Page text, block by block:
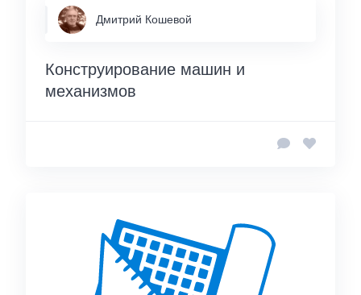
Дмитрий Кошевой
Конструирование машин и
механизмов